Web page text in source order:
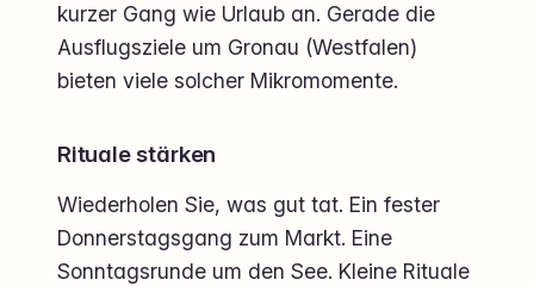
kurzer Gang wie Urlaub an. Gerade die
Ausflugsziele um Gronau (Westfalen)
bieten viele solcher Mikromomente.
Rituale stärken
Wiederholen Sie, was gut tat. Ein fester
Donnerstagsgang zum Markt. Eine
Sonntagsrunde um den See. Kleine Rituale